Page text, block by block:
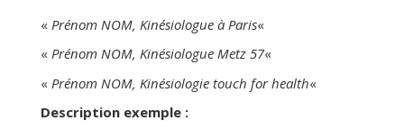
« Prénom NOM, Kinésiologue à Paris«
« Prénom NOM, Kinésiologue Metz 57«
« Prénom NOM, Kinésiologie touch for health«
Description exemple :